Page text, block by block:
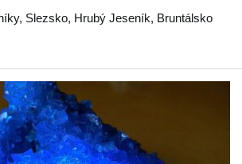
, Slezsko, Hrubý Jeseník, Bruntálsko